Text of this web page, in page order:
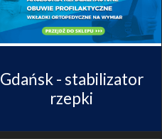
Gdańsk - stabilizator
rzepki